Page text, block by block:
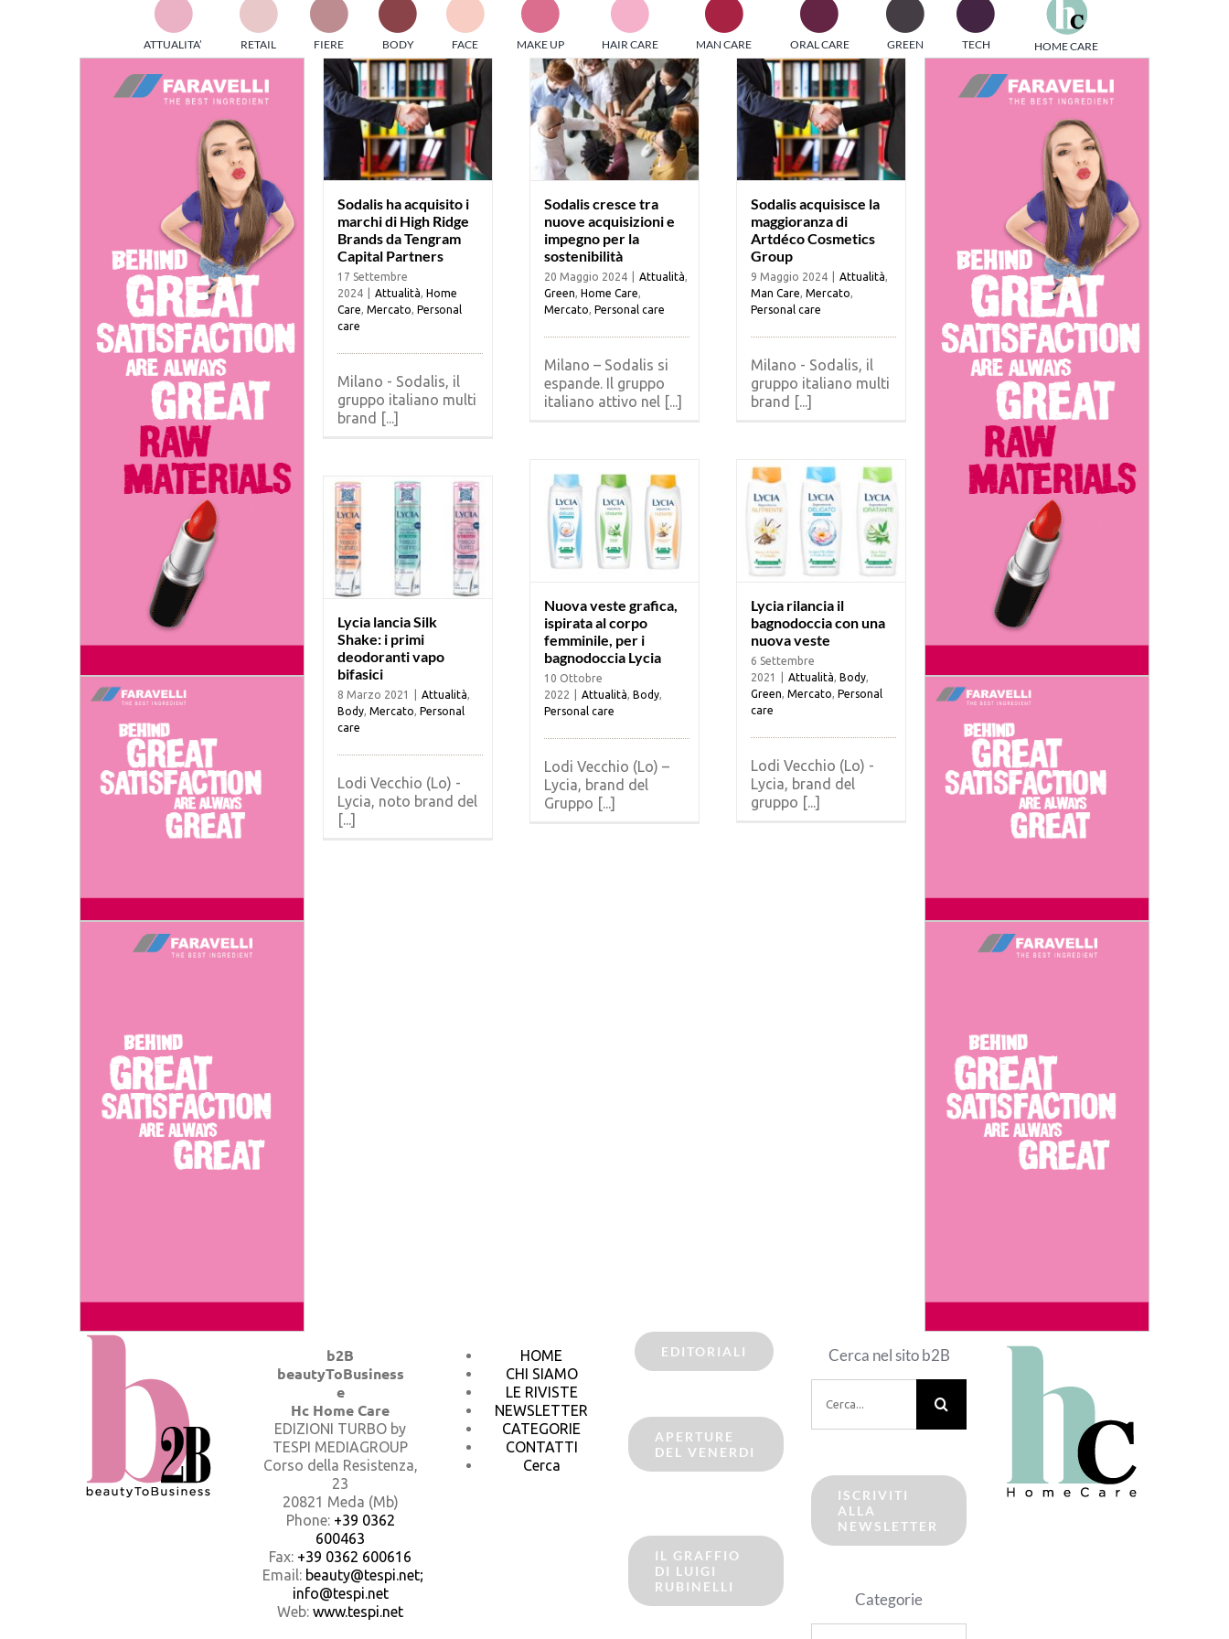
TESPI MEDIAGROUP racchiude un pool di società di comunicazione
ed editrici specializzate nell’informazione b2b. Edizioni Turbo, in
particolare, attraverso numerose riviste verticali, fornisce strumenti di
informazione che coinvolgono gli attori nei settori beauty, food,
technology, entertainment e sport.
Stay tuned!
LE RIVISTE
Scroll Down
ATTUALITA’ RETAIL FIERE BODY FACE MAKE UP HAIR CARE MAN CARE ORAL CARE GREEN TECH HOME CARE
i marchi di High
Ridge Brands da
Tengram Capital
Partners
Sodalis ha acquisito i
marchi di High Ridge
Brands da Tengram
Capital Partners
17 Settembre
2024
Attualità Home
Care Mercato Personal
care
Milano - Sodalis, il
gruppo italiano multi
brand [...]
Sodalis cresce tra
nuove acquisizioni e
impegno per la
sostenibilità
Sodalis cresce tra
nuove acquisizioni e
impegno per la
sostenibilità
20 Maggio 2024 Attualità
Green Home Care
Mercato Personal care
Milano – Sodalis si
espande. Il gruppo
italiano attivo nel [...]
Sodalis acquisisce
la maggioranza di
Artdéco Cosmetics
Group
Sodalis acquisisce la
maggioranza di
Artdéco Cosmetics
Group
9 Maggio 2024 Attualità
Man Care Mercato
Personal care
Milano - Sodalis, il
gruppo italiano multi
brand [...]
Nuova veste
grafica, ispirata al
corpo femminile,
per i bagnodoccia
Lycia
Nuova veste grafica,
ispirata al corpo
femminile, per i
bagnodoccia Lycia
10 Ottobre
2022
Attualità Body,
Personal care
Lodi Vecchio (Lo) –
Lycia, brand del
Gruppo [...]
Lycia rilancia il
bagnodoccia con
una nuova veste
Lycia rilancia il
bagnodoccia con una
nuova veste
6 Settembre
2021
Attualità Body,
Green Mercato Personal
care
Lodi Vecchio (Lo) -
Lycia, brand del
gruppo [...]
Lycia lancia Silk
Shake: i primi
deodoranti vapo
bifasici
Lycia lancia Silk
Shake: i primi
deodoranti vapo
bifasici
8 Marzo 2021 Attualità
Body, Mercato Personal
care
Lodi Vecchio (Lo) -
Lycia, noto brand del
[...]
b2B
beautyToBusiness
e
Hc Home Care
EDIZIONI TURBO by
TESPI MEDIAGROUP
Corso della Resistenza,
23
20821 Meda (Mb)
Phone: +39 0362
600463
Fax: +39 0362 600616
Email: beauty@tespi.net;
info@tespi.net
Web: www.tespi.net
HOME
CHI SIAMO
LE RIVISTE
NEWSLETTER
CATEGORIE
CONTATTI
Cerca
EDITORIALI
APERTURE
DEL VENERDI
IL GRAFFIO
DI LUIGI
RUBINELLI
Cerca nel sito b2B
per:
ISCRIVITI
ALLA
NEWSLETTER
Categorie